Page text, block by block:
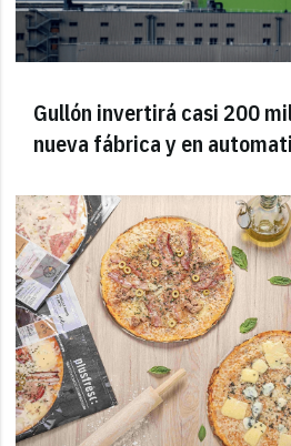
Gullón invertirá casi 200
nueva fábrica y en